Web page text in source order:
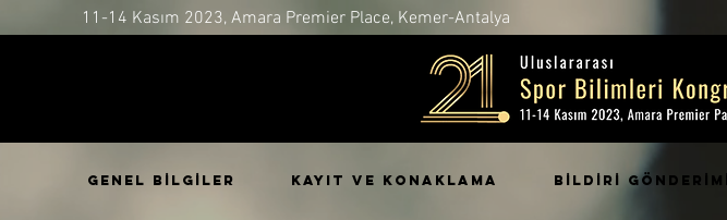
11-14 Kasım 2023, Amara Premier Place, Kemer-Antalya
GENEL BİLGİLER KAYIT ve KONAKLAMA BİLDİRİ GÖNDERİMİ